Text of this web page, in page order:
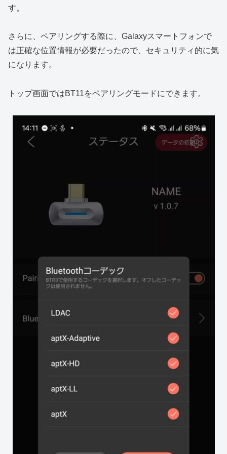
す。
さらに、ペアリングする際に、Galaxyスマートフォンで
は正確な位置情報が必要だったので、セキュリティ的に気
になります。
トップ画面ではBT11をペアリングモードにできます。